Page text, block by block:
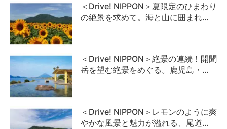
＜Drive! NIPPON＞夏限定のひまわり
の絶景を求めて。海と山に囲まれ…
＜Drive! NIPPON＞絶景の連続！開聞
岳を望む絶景をめぐる。鹿児島・…
＜Drive! NIPPON＞レモンのように爽
やかな風景と魅力が溢れる、尾道…